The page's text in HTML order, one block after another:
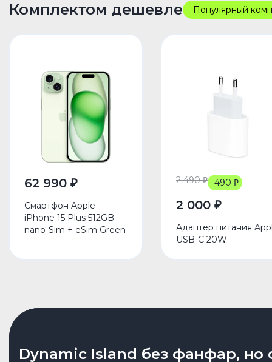
Комплектом дешевле Популярный
62 990 ₽
Смартфон Apple
iPhone 15 Plus 512GB
nano-Sim + eSim Green
2 490 ₽ -490 ₽
2 000 ₽
Адаптер питания
USB-C 20W
Чип, который уже что-то
Dynamic Island без фанфар, но